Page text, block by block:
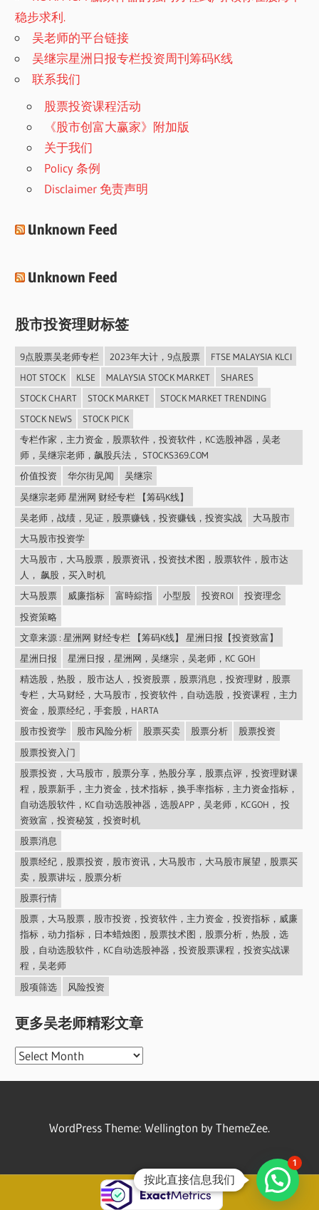
稳步求利.
吴老师的平台链接
吴继宗星洲日报专栏投资周刊筹码K线
联系我们
股票投资课程活动
《股市创富大赢家》附加版
关于我们
Policy 条例
Disclaimer 免责声明
Unknown Feed
Unknown Feed
股市投资理财标签
9点股票吴老师专栏 2023年大计，9点股票
FTSE MALAYSIA KLCI
HOT STOCK
KLSE MALAYSIA STOCK MARKET
SHARES
STOCK CHART
STOCK MARKET
STOCK MARKET TRENDING
STOCK NEWS
STOCK PICK
专栏作家，主力资金，股票软件，投资软件，KC选股神器，吴老
师，吴继宗老师，飙股兵法， STOCKS369.COM
价值投资
华尔街见闻
吴继宗
吴继宗老师 星洲网 财经专栏 【筹码K线】
吴老师，战绩，见证，股票赚钱，投资赚钱，投资实战
大马股市
大马股市投资学
大马股市，大马股票，股票资讯，投资技术图，股票软件，股市达
人， 飙股，买入时机
大马股票
威廉指标 富時綜指 小型股 投资ROI
投资理念
投资策略
文章来源 : 星洲网 财经专栏 【筹码K线】 星洲日报【投资致富】
星洲日报
星洲日报，星洲网，吴继宗，吴老师，KC GOH
精选股，热股， 股市达人，投资股票，股票消息，投资理财，股票
专栏，大马财经，大马股市，投资软件，自动选股，投资课程，主力
资金，股票经纪，手套股，HARTA
股市投资学
股市风险分析 股票买卖 股票分析
股票投资
股票投资入门
股票投资，大马股市，股票分享，热股分享，股票点评，投资理财课
程，股票新手，主力资金，技术指标，换手率指标，主力资金指标，
自动选股软件，KC自动选股神器，选股APP，吴老师，KCGOH， 投
资致富，投资秘笈，投资时机
股票消息
股票经纪，股票投资，股市资讯，大马股市，大马股市展望，股票买
卖，股票讲坛，股票分析
股票行情
股票，大马股票，股市投资，投资软件，主力资金，投资指标，威廉
指标，动力指标，日本蜡烛图，股票技术图，股票分析，热股，选
股，自动选股软件，KC自动选股神器，投资股票课程，投资实战课
程，吴老师
股项筛选
风险投资
更多吴老师精彩文章
更
彩
WordPress Theme: Wellington by ThemeZee.
按此直接信息我们
1